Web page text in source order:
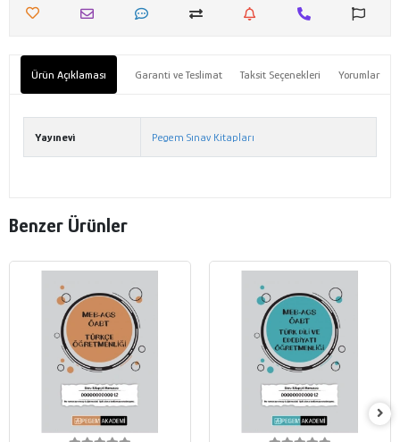
Ürün Açıklaması Garanti ve Teslimat Taksit Seçenekleri Yorumlar
Yayınevi Pegem Sınav Kitapları
Benzer Ürünler